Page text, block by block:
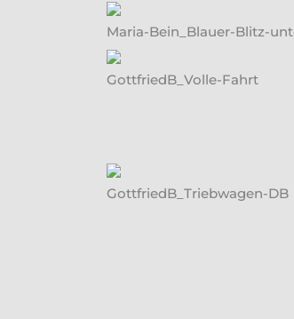
Maria-Bein_Blauer-Blitz-
GottfriedB_Volle-Fahrt
GottfriedB_Triebwagen-DB